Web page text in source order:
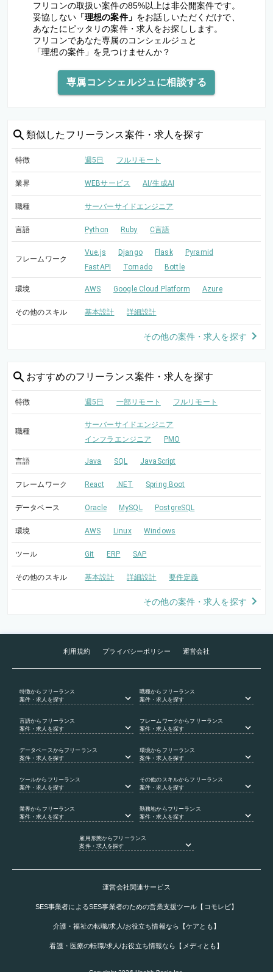
フリコンの取扱い案件の85%以上は非公開案件です。
妥協しない「理想の案件」 をお話しいただくだけで、
あなたにピッタリの案件・求人をお探しします。
フリコンであなた専属のコンシェルジュと
「理想の案件」を見つけませんか？
専属コンシェルジュに相談する
類似した フリーランス案件・求人を探す
特徴 週5日 フルリモート
業界 WEBサービス AI/生成AI
職種 サーバーサイドエンジニア
言語 Python Ruby C言語
フレームワーク
Vue.js Django Flask
Pyramid
FastAPI
Tornado Bottle
環境 AWS Google Cloud Platform Azure
その他のスキル 基本設計 詳細設計
その他の案件・求人を探す
おすすめのフリーランス案件・求人を探す
特徴 週5日 一部リモート フルリモート
職種
サーバーサイドエンジニア
インフラエンジニア
PMO
言語 Java SQL JavaScript
フレームワーク React .NET Spring Boot
データベース Oracle MySQL PostgreSQL
環境 AWS Linux Windows
ツール Git ERP SAP
その他のスキル 基本設計 詳細設計 要件定義
その他の案件・求人を探す
利用規約 プライバシーポリシー 運営会社
特徴からフリーランス
案件・求人を探す
職種からフリーランス
案件・求人を探す
言語からフリーランス
案件・求人を探す
フレームワークからフリーランス
案件・求人を探す
データベース からフリーランス
案件・求人を探す
環境からフリーランス
案件・求人を探す
ツールからフリーランス
案件・求人を探す
その他のスキルからフリーランス
案件・求人を探す
業界からフリーランス
案件・求人を探す
勤務地からフリーランス
案件・求人を探す
雇用形態からフリーランス
案件・求人を探す
運営会社関連サービス
SES事業者によるSES事業者のための営業支援ツール【コモレビ】
介護・福祉の転職/求人/お役立ち情報なら【ケアとも】
看護・医療の転職/求人/お役立ち情報なら【メディとも】